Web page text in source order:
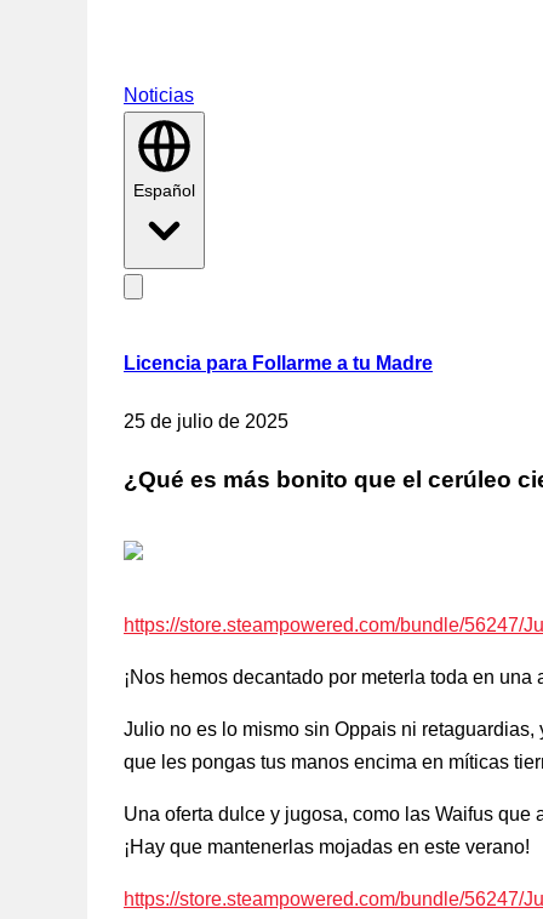
Noticias
Español
Licencia para Follarme a tu Madre
25 de julio de 2025
¿Qué es más bonito que el cerúleo
https://store.steampowered.com/bundle/56247/
¡Nos hemos decantado por meterla toda en una
Julio no es lo mismo sin Oppais ni
que les pongas tus manos encima en míticas
Una oferta dulce y jugosa, como las Waifus que
¡Hay que mantenerlas mojadas en este verano!
https://store.steampowered.com/bundle/56247/